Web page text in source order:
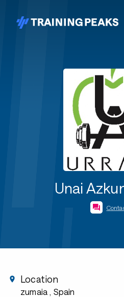
Unai
Location
zumaia , Spain